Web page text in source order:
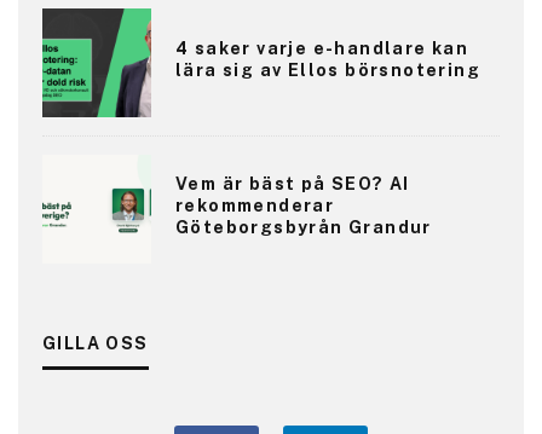
4 saker varje e-handlare kan
lära sig av Ellos börsnotering
Vem är bäst på SEO? AI
rekommenderar
Göteborgsbyrån Grandur
GILLA OSS